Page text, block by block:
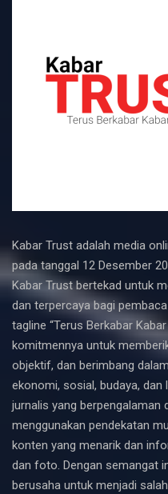
Kabar Trust adalah media
pada tanggal 12 Desember
Kabar Trust bertekad untuk
dan terpercaya bagi
tagline “Terus Berkabar
komitmennya untuk
objektif, dan berimbang
ekonomi, sosial, budaya,
jurnalis yang berpengalaman
menggunakan pendekatan
konten yang menarik dan
dan foto. Dengan semangat
berusaha untuk menjadi